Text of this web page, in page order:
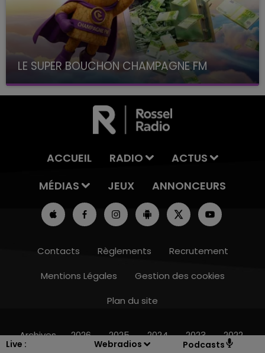
Live :
Webradios Podcasts
LE SUPER BOUCHON CHAMPAGNE FM
avec La Famille Champagne FM, à 8H10
ACCUEIL RADIO
ACTUS
MÉDIAS
JEUX ANNONCEURS
Contacts Règlements
Recrutement
Mentions Légales
Gestion des cookies
Plan du site
Archives 2026 2025 2024 2023 2022